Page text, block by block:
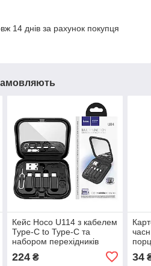
14 днів за рахунок покупця
Кейс Hoco U114 з кабелем
Type-C to Type-C та
набором перехідників
(Micro USB, USB Type-A,
Lightning)
224₴
та
34